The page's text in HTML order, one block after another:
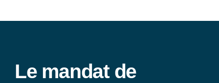
Le mandat de